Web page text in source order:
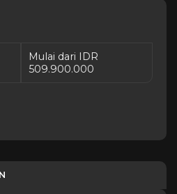
Mulai dari IDR
509.900.000